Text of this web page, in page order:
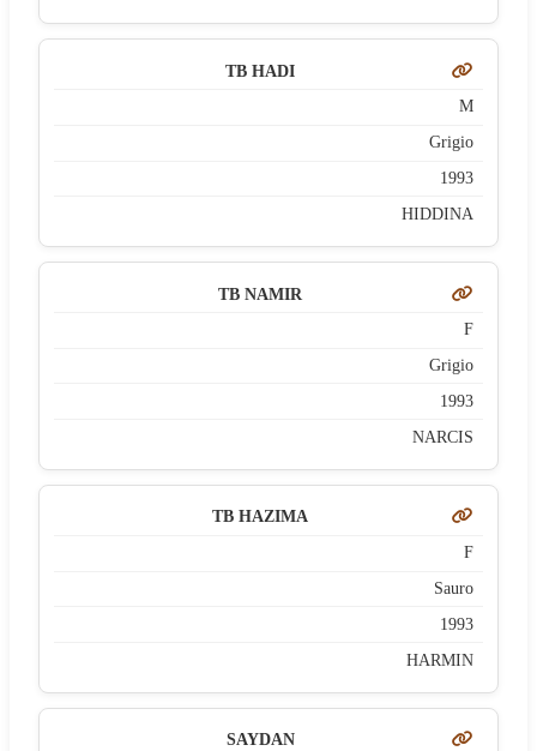
TB HADI
M
Grigio
1993
HIDDINA
TB NAMIR
F
Grigio
1993
NARCIS
TB HAZIMA
F
Sauro
1993
HARMIN
SAYDAN